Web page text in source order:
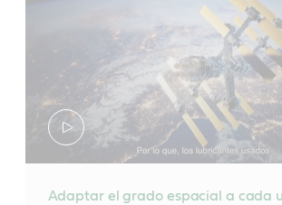
Adaptar el grado espacial a cada